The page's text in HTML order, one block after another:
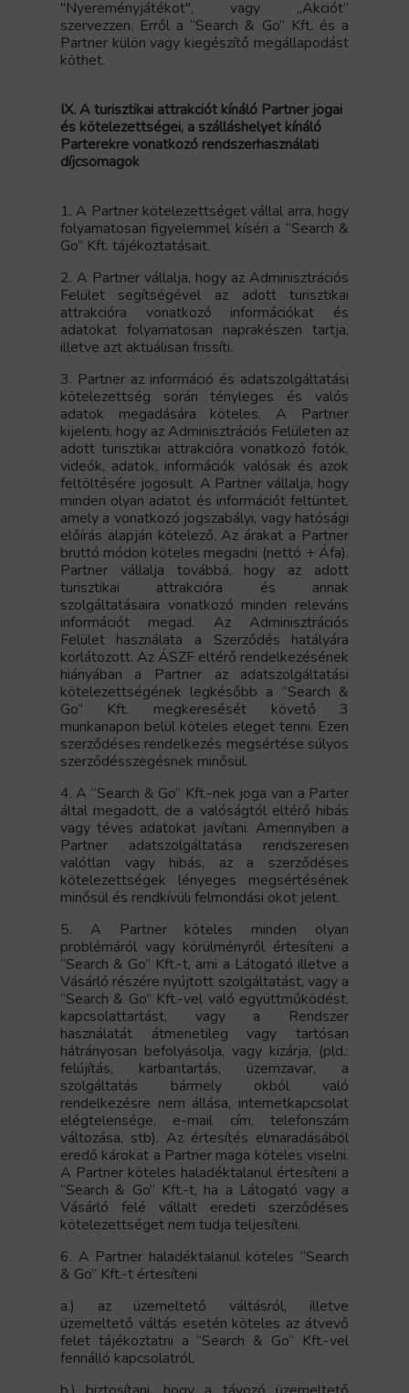
"Nyereményjátékot", vagy „Akciót”
szervezzen. Erről a “Search & Go” Kft. és a
Partner külön vagy kiegészítő megállapodást
köthet.
IX. A turisztikai attrakciót kínáló Partner jogai
és kötelezettségei, a szálláshelyet kínáló
Parterekre vonatkozó rendszerhasználati
díjcsomagok
1. A Partner kötelezettséget vállal arra, hogy
folyamatosan figyelemmel kíséri a “Search &
Go” Kft. tájékoztatásait.
2. A Partner vállalja, hogy az Adminisztrációs
Felület segítségével az adott turisztikai
attrakcióra vonatkozó információkat és
adatokat folyamatosan naprakészen tartja,
illetve azt aktuálisan frissíti.
3. Partner az információ és adatszolgáltatási
kötelezettség során tényleges és valós
adatok megadására köteles. A Partner
kijelenti, hogy az Adminisztrációs Felületen az
adott turisztikai attrakcióra vonatkozó fotók,
videók, adatok, információk valósak és azok
feltöltésére jogosult. A Partner vállalja, hogy
minden olyan adatot és információt feltüntet,
amely a vonatkozó jogszabályi, vagy hatósági
előírás alapján kötelező. Az árakat a Partner
bruttó módon köteles megadni (nettó + Áfa).
Partner vállalja továbbá, hogy az adott
turisztikai attrakcióra és annak
szolgáltatásaira vonatkozó minden releváns
információt megad. Az Adminisztrációs
Felület használata a Szerződés hatályára
korlátozott. Az ÁSZF eltérő rendelkezésének
hiányában a Partner az adatszolgáltatási
kötelezettségének legkésőbb a “Search &
Go” Kft. megkeresését követő 3
munkanapon belül köteles eleget tenni. Ezen
szerződéses rendelkezés megsértése súlyos
szerződésszegésnek minősül.
4. A “Search & Go” Kft.-nek joga van a Parter
által megadott, de a valóságtól eltérő hibás
vagy téves adatokat javítani. Amennyiben a
Partner adatszolgáltatása rendszeresen
valótlan vagy hibás, az a szerződéses
kötelezettségek lényeges megsértésének
minősül és rendkívüli felmondási okot jelent.
5. A Partner köteles minden olyan
problémáról vagy körülményről értesíteni a
“Search & Go” Kft.-t, ami a Látogató illetve a
Vásárló részére nyújtott szolgáltatást, vagy a
“Search & Go” Kft.-vel való együttműködést,
kapcsolattartást, vagy a Rendszer
használatát átmenetileg vagy tartósan
hátrányosan befolyásolja, vagy kizárja, (pld.:
felújítás, karbantartás, üzemzavar, a
szolgáltatás bármely okból való
rendelkezésre nem állása, internetkapcsolat
elégtelensége, e-mail cím, telefonszám
változása, stb). Az értesítés elmaradásából
eredő károkat a Partner maga köteles viselni.
A Partner köteles haladéktalanul értesíteni a
“Search & Go” Kft.-t, ha a Látogató vagy a
Vásárló felé vállalt eredeti szerződéses
kötelezettséget nem tudja teljesíteni.
6. A Partner haladéktalanul köteles “Search
& Go” Kft.-t értesíteni
a.) az üzemeltető váltásról, illetve
üzemeltető váltás esetén köteles az átvevő
felet tájékoztatni a “Search & Go” Kft.-vel
fennálló kapcsolatról,